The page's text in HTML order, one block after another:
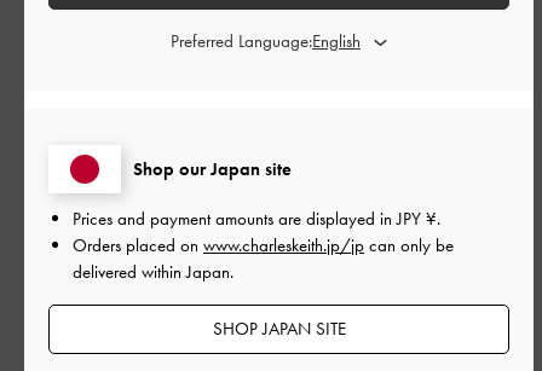
品質
Shop our Japan site
Prices and payment amounts are displayed inJPY ¥.
Orders placed on www.charleskeith.jp/jp can only be
delivered within Japan.
SHOP JAPAN SITE
Preferred Language: